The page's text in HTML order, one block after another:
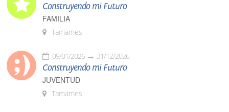
Construyendo mi Futuro
FAMILIA
Tamames
09/01/2026 31/12/2026
Construyendo mi Futuro
JUVENTUD
Tamames